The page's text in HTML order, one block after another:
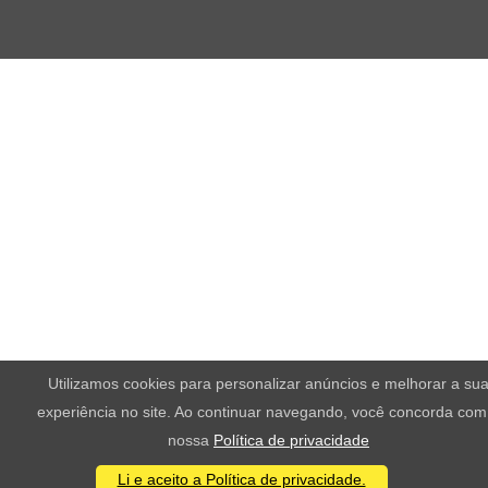
Utilizamos cookies para personalizar anúncios e melhorar a sua
experiência no site. Ao continuar navegando, você concorda
nossa Política de privacidade
Li e aceito a Política de privacidade.